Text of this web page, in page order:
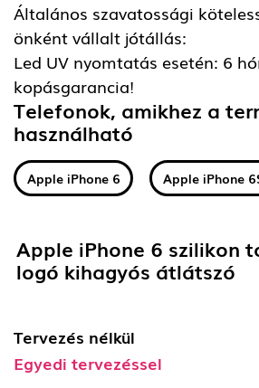
Általános szavatossági
önként vállalt jótállás:
Led UV nyomtatás esetén: 6
kopásgarancia!
Telefonok, amikhez a
használható
Apple iPhone 6 Apple iPhone
Apple iPhone 6 szilikon
logó kihagyós átlátszó
Tervezés nélkül
Egyedi tervezéssel